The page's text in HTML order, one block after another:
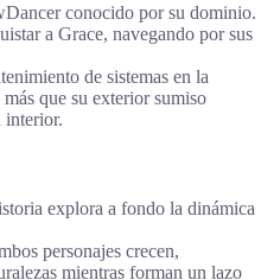
conocido por su dominio.
a Grace, navegando por sus
de sistemas en la
que su exterior sumiso
interior.
explora a fondo la dinámica
personajes crecen,
mientras forman un lazo